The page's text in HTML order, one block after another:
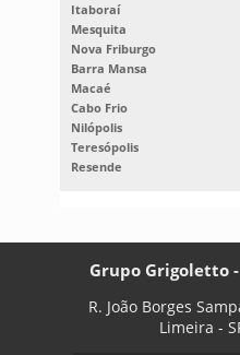
Itaboraí
Mesquita
Nova Friburgo
Barra Mansa
Macaé
Cabo Frio
Nilópolis
Teresópolis
Resende
Grupo Grigoletto
R. João Borges
Limeira -